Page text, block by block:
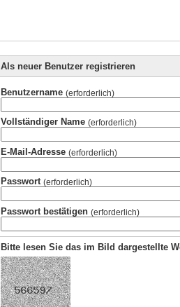
Als neuer Benutzer registrieren
Benutzername (erforderlich)
Vollständiger Name (erforderlich)
E-Mail-Adresse (erforderlich)
Passwort (erforderlich)
Passwort bestätigen (erforderlich)
Bitte lesen Sie das im Bild dargestellte